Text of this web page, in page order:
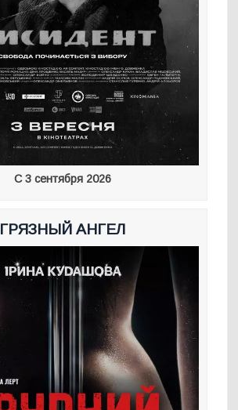
С 3 сентября 2026
ГРЯЗНЫЙ АНГЕЛ